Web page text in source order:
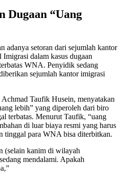
Dugaan “Uang
adanya setoran dari sejumlah kantor
dalam kasus dugaan
WNA. Penyidik sedang
sejumlah kantor imigrasi
Taufik Husein, menyatakan
lebih” yang diperoleh dari biro
terbatas. Menurut Taufik, “uang
di luar biaya resmi yang harus
tinggal para WNA bisa diterbitkan.
(selain kanim di wilayah
mendalami. Apakah